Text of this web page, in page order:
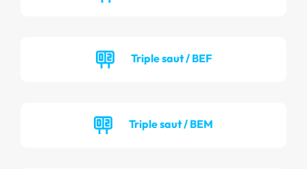
Triple saut / BEF
Triple saut / BEM